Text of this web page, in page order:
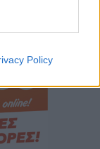
Policy
–
στο
και